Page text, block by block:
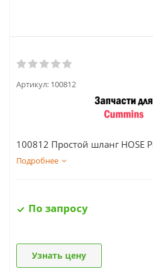
Артикул: 100812
100812 Простой шланг HOSE
Подробнее
По запросу
Узнать цену